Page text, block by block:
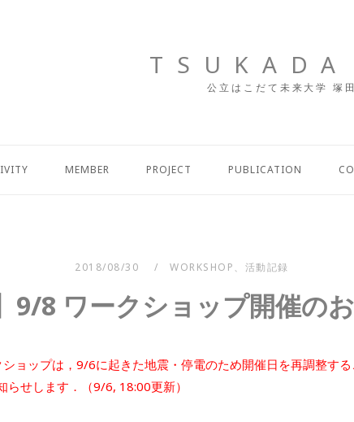
TSUKADA
公立はこだて未来大学 塚
MEMBER PROJECT PUBLICATION
2018/08/30 WORKSHOP、 活動記録
9/8 ワークショップ開催の
ョップは，9/6に起きた地震・停電のため開催日を再調整す
せします．（9/6, 18:00更新）